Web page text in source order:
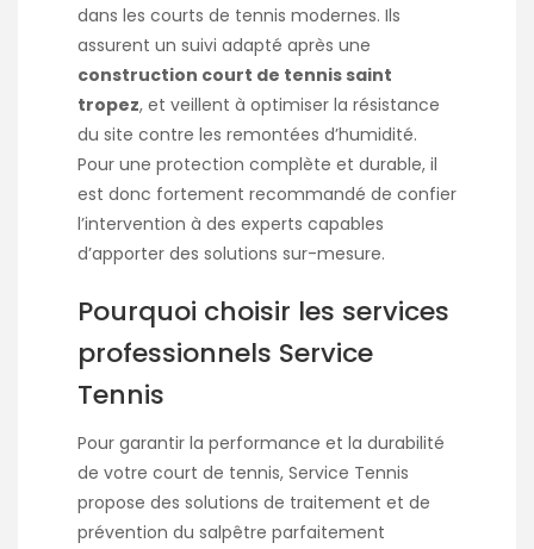
dans les courts de tennis modernes. Ils
assurent un suivi adapté après une
construction court de tennis saint
tropez, et veillent à optimiser la résistance
du site contre les remontées d’humidité.
Pour une protection complète et durable, il
est donc fortement recommandé de confier
l’intervention à des experts capables
d’apporter des solutions sur-mesure.
Pourquoi choisir les services
professionnels Service
Tennis
Pour garantir la performance et la durabilité
de votre court de tennis, Service Tennis
propose des solutions de traitement et de
prévention du salpêtre parfaitement